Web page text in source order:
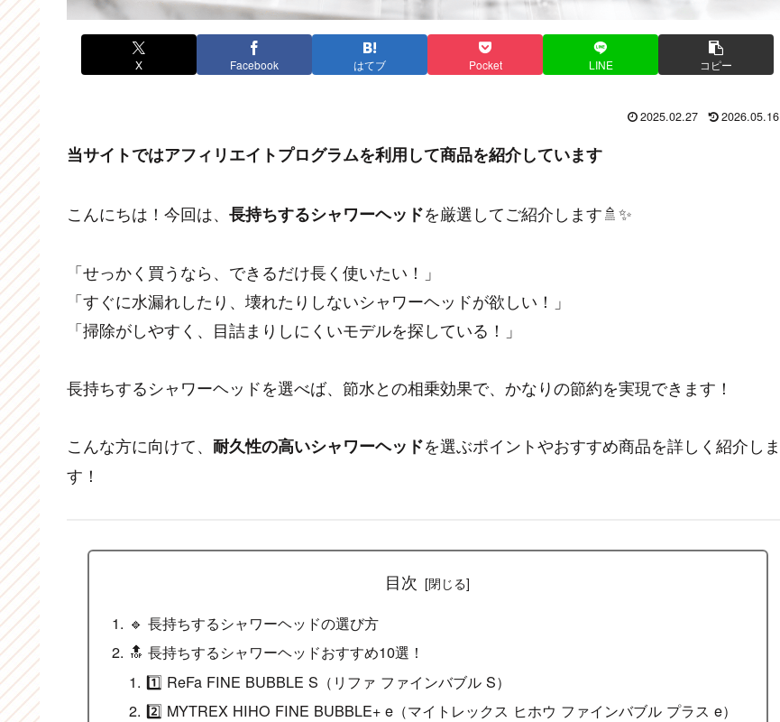
X Facebook はてブ Pocket LINE コピー
2025.02.27 2026.05.16
当サイトではアフィリエイトプログラムを利用して商品を紹介しています
こんにちは！今回は、 長持ちするシャワーヘッドを厳選してご紹介します🚿✨
「せっかく買うなら、できるだけ長く使いたい！」
「すぐに水漏れしたり、壊れたりしないシャワーヘッドが欲しい！」
「掃除がしやすく、目詰まりしにくいモデルを探している！」
長持ちするシャワーヘッドを選べば、節水との相乗効果で、かなりの節約を実現できます！
こんな方に向けて、 耐久性の高いシャワーヘッドを選ぶポイントやおすすめ商品を詳しく紹介しま
す！
目次
🔹 長持ちするシャワーヘッドの選び方
🔝 長持ちするシャワーヘッドおすすめ10選！
1️⃣ ReFa FINE BUBBLE S（リファ ファインバブル S）
2️⃣ MYTREX HIHO FINE BUBBLE+ e（マイトレックス ヒホウ ファインバブル プラス e）